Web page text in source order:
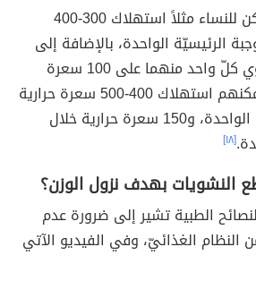
ويمكن القول إنّه يمكن للنساء مثلاً استهلاك 300-400
الرئيسيّة الواحدة، بالإضافة إلى
وجبتين خفيفتين تحتوي كلّ واحد منهما على 100 سعرة
حرارية، أمّا الرجال فيمكنهم استهلاك 400-500 سعرة حرارية
خلال الوجبة الرئيسية الواحدة، و150 سعرة حرارية خلال
[١٨]
بهدف نزول الوزن؟
الطبية تشير إلى ضرورة عدم
النظام الغذائيّ، وفي الفيديو الآتي